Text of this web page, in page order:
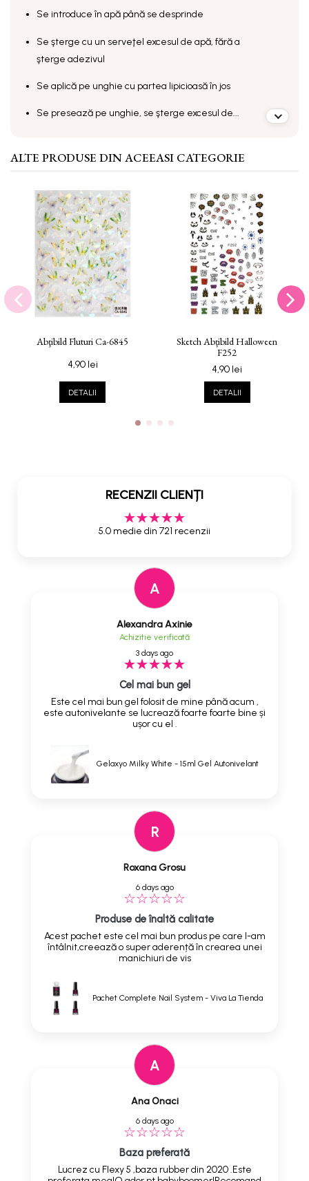
Se introduce în apă până se desprinde
Se şterge cu un serveţel excesul de apă, fără a
şterge adezivul
Se aplică pe unghie cu partea lipicioasă în jos
Se presează pe unghie, se şterge excesul de...
ALTE PRODUSE DIN ACEEASI CATEGORIE
Abţibild Fluturi Ca-6845
4,90 lei
DETALII
Sketch Abțibild Halloween
F252
4,90 lei
DETALII
RECENZII CLIENȚI
5.0 medie din 721 recenzii
A
Alexandra Axinie
Achizitie verificată
3 days ago
Cel mai bun gel
Este cel mai bun gel folosit de mine până acum ,
este autonivelante se lucrează foarte foarte bine și
ușor cu el .
Gelaxyo Milky White - 15ml Gel Autonivelant
R
Roxana Grosu
6 days ago
Produse de înaltă calitate
Acest pachet este cel mai bun produs pe care l-am
întâlnit,creează o super aderență în crearea unei
manichiuri de vis
Pachet Complete Nail System - Viva La Tienda
A
Ana Onaci
6 days ago
Baza preferată
Lucrez cu Flexy 5 ,baza rubber din 2020 .Este